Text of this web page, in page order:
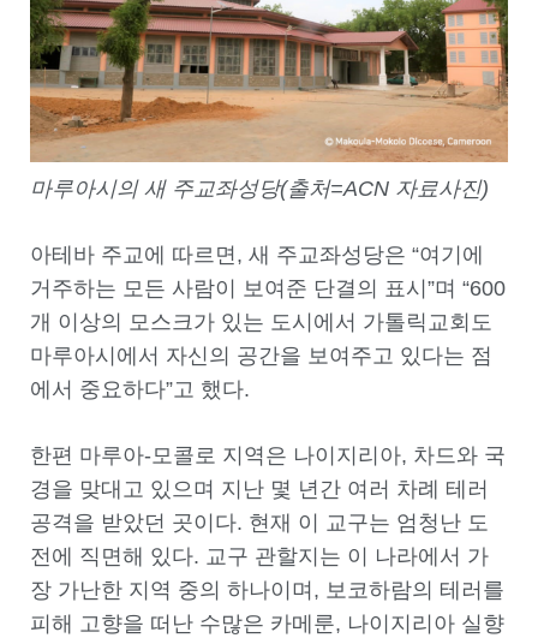
마루아시의 새 주교좌성당(출처=ACN 자료사진)
아테바 주교에 따르면, 새 주교좌성당은 “여기에
거주하는 모든 사람이 보여준 단결의 표시”며 “600
개 이상의 모스크가 있는 도시에서 가톨릭교회도
마루아시에서 자신의 공간을 보여주고 있다는 점
에서 중요하다”고 했다.
한편 마루아-모콜로 지역은 나이지리아, 차드와 국
경을 맞대고 있으며 지난 몇 년간 여러 차례 테러
공격을 받았던 곳이다. 현재 이 교구는 엄청난 도
전에 직면해 있다. 교구 관할지는 이 나라에서 가
장 가난한 지역 중의 하나이며, 보코하람의 테러를
피해 고향을 떠난 수많은 카메룬, 나이지리아 실향